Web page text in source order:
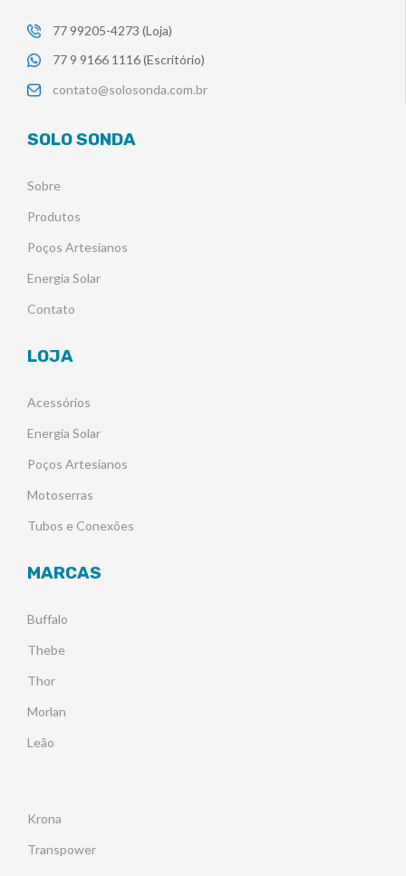
77 99205-4273 (Loja)
77 9 9166 1116 (Escritório)
contato@solosonda.com.br
SOLO SONDA
Sobre
Produtos
Poços Artesianos
Energia Solar
Contato
LOJA
Acessórios
Energia Solar
Poços Artesianos
Motoserras
Tubos e Conexões
MARCAS
Buffalo
Thebe
Thor
Morlan
Leão
Krona
Transpower